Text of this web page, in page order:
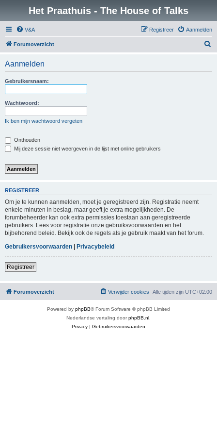
Het Praathuis - The House of Talks
V&A Aanmelden
Registreer
Forumoverzicht
Aanmelden
Gebruikersnaam:
Wachtwoord:
Ik ben mijn wachtwoord vergeten
Onthouden
Mij deze sessie niet weergeven in de lijst met online gebruikers
REGISTREER
Om je te kunnen aanmelden, moet je geregistreerd zijn. Registratie neemt
enkele minuten in beslag, maar geeft je extra mogelijkheden. De
forumbeheerder kan ook extra permissies toestaan aan geregistreerde
gebruikers. Lees voor registratie onze gebruiksvoorwaarden en het
bijbehorend beleid. Bekijk ook de regels als je gebruik maakt van het forum.
Gebruikersvoorwaarden | Privacybeleid
Registreer
Forumoverzicht Alle tijden zijn UTC+02:00
Verwijder cookies
Powered by phpBB® Forum Software © phpBB Limited
Nederlandse vertaling doorphpBB.nl
Privacy | Gebruikersvoorwaarden